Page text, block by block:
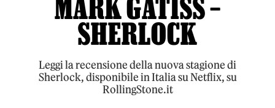
MARK GATISS –
SHERLOCK
Leggi la recensione della nuova stagione di
Sherlock, disponibile in Italia su Netflix, su
RollingStone.it